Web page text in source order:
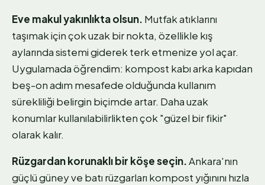
Eve makul yakınlıkta olsun. Mutfak atıklarını
taşımak için çok uzak bir nokta, özellikle kış
aylarında sistemi giderek terk etmenize yol açar.
Uygulamada öğrendim: kompost kabı arka kapıdan
beş-on adım mesafede olduğunda kullanım
sürekliliği belirgin biçimde artar. Daha uzak
konumlar kullanılabilirlikten çok "güzel bir fikir"
olarak kalır.
Rüzgardan korunaklı bir köşe seçin.Ankara'nın
güçlü güney ve batı rüzgarları kompost yığınını hızla